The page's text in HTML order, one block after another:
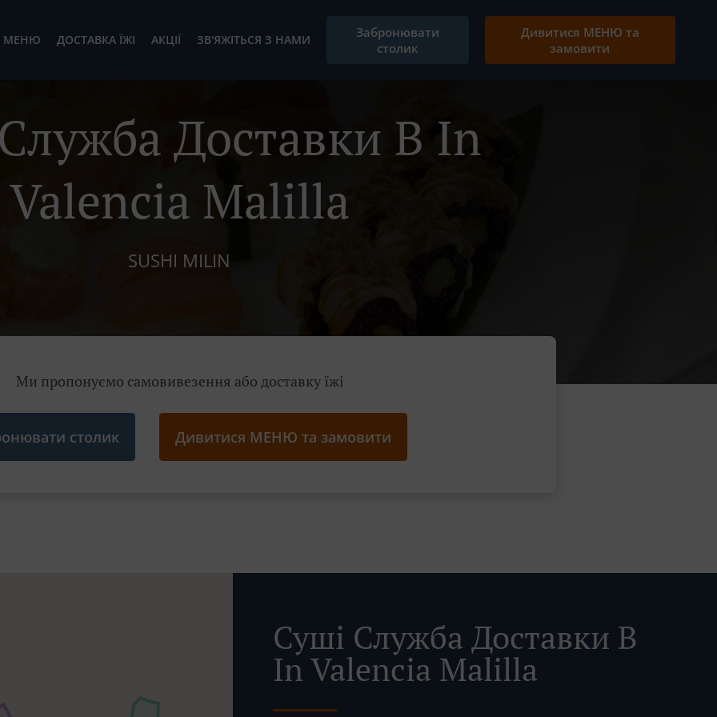
МЕНЮ ДОСТАВКА ЇЖІ АКЦІЇ ЗВ'ЯЖІТЬСЯ З НАМИ
Забронювати
столик
Дивитися МЕНЮ та
замовити
Доставки В In
Valencia Malilla
SUSHI MILIN
Ми пропонуємо самовивезення або доставку їжі
столик Дивитися МЕНЮ та замовити
Суші Служба Доставки В
In Valencia Malilla